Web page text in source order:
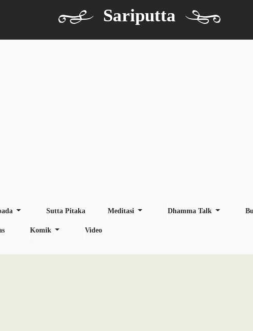
Sariputta
Sutta Pitaka Meditasi Dhamma Talk
Komik Video